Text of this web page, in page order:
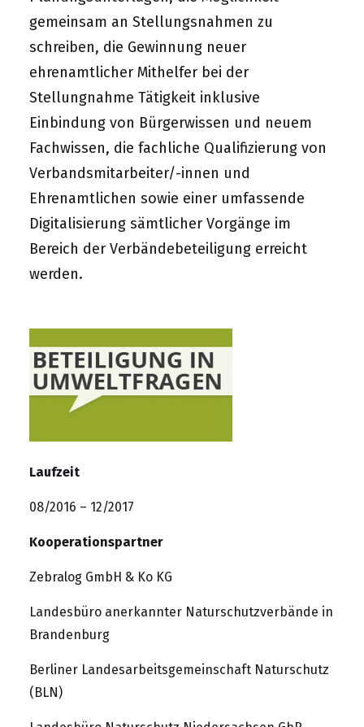
gemeinsam an Stellungsnahmen zu
schreiben, die Gewinnung neuer
ehrenamtlicher Mithelfer bei der
Stellungnahme Tätigkeit inklusive
Einbindung von Bürgerwissen und neuem
Fachwissen, die fachliche Qualifizierung von
Verbandsmitarbeiter/-innen und
Ehrenamtlichen sowie einer umfassende
Digitalisierung sämtlicher Vorgänge im
Bereich der Verbändebeteiligung erreicht
werden.
Laufzeit
08/2016 – 12/2017
Kooperationspartner
Zebralog GmbH & Ko KG
Landesbüro anerkannter Naturschutzverbände in
Brandenburg
Berliner Landesarbeitsgemeinschaft Naturschutz
(BLN)